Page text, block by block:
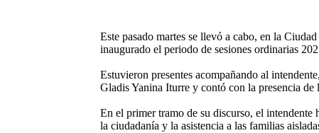
Este pasado martes se llevó a cabo, en la
inaugurado el periodo de sesiones ordinarias
Estuvieron presentes acompañando al
Gladis Yanina Iturre y contó con la presencia de
En el primer tramo de su discurso, el intendente
la ciudadanía y la asistencia a las familias